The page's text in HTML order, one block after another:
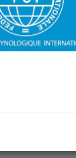
und Gesundheit
der Hunde
zu
abgedeckt
ihre